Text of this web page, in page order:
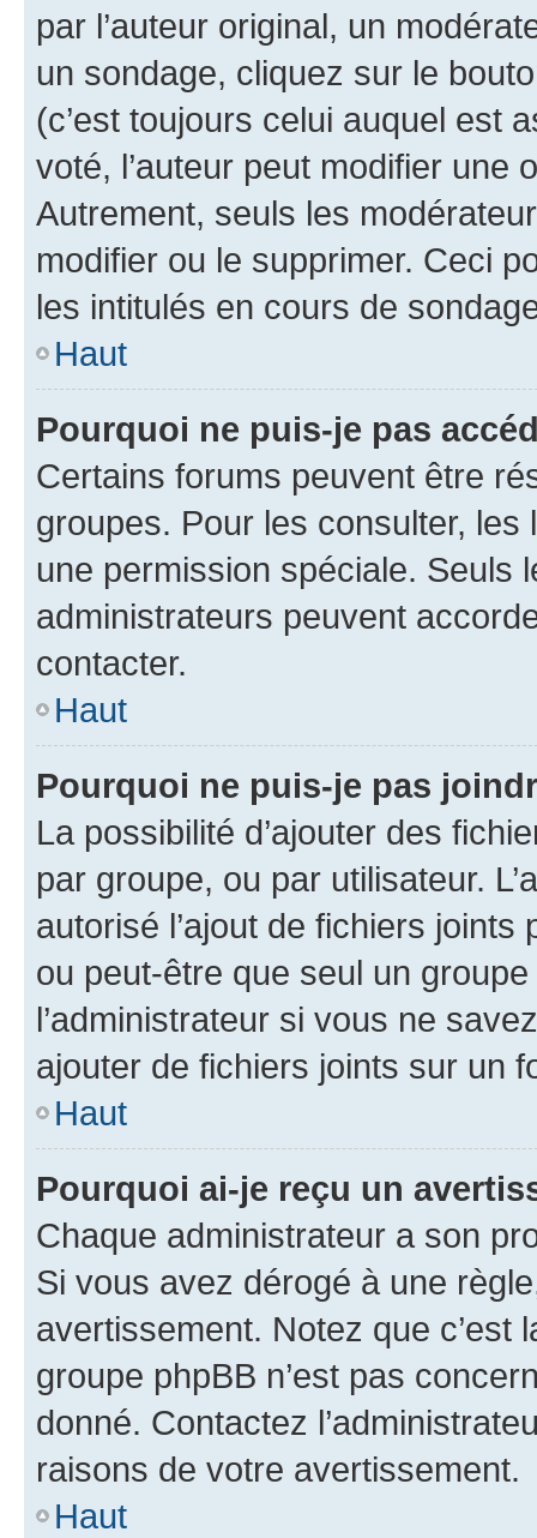
par l’auteur original, un
un sondage, cliquez sur le
(c’est toujours celui auquel est
voté, l’auteur peut modifier une
Autrement, seuls les
modifier ou le supprimer. Ceci
les intitulés en cours de
Haut
Pourquoi ne puis-je pas
Certains forums peuvent être
groupes. Pour les consulter,
une permission spéciale. Seuls
administrateurs peuvent
contacter.
Haut
Pourquoi ne puis-je pas
La possibilité d’ajouter des
par groupe, ou par utilisateur.
autorisé l’ajout de fichiers
ou peut-être que seul un
l’administrateur si vous ne
ajouter de fichiers joints sur un
Haut
Pourquoi ai-je reçu un
Chaque administrateur a son
Si vous avez dérogé à une
avertissement. Notez que c’est
groupe phpBB n’est pas
donné. Contactez
raisons de votre avertissement.
Haut